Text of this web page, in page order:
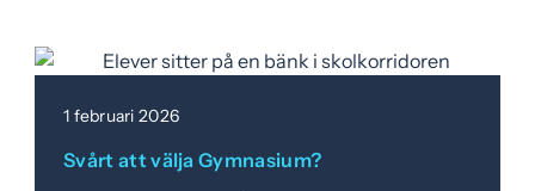
e
1 februari 2026
Svårt att välja Gymnasium?